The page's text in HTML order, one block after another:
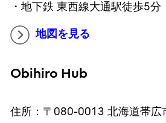
・地下鉄 東西線大通駅徒歩5分
地図を見る
Obihiro Hub
住所：〒080-0013 北海道帯広